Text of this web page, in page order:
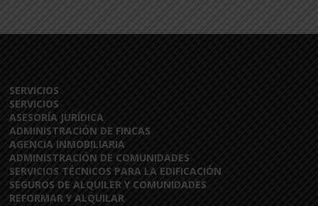
SERVICIOS
SERVICIOS
ASESORÍA JURÍDICA
ADMINISTRACIÓN DE FINCAS
AGENCIA INMOBILIARIA
ADMINISTRACIÓN DE COMUNIDADES
SERVICIOS TÉCNICOS PARA LA EDIFICACIÓN
SEGUROS DE ALQUILER Y COMUNIDADES
REFORMAR Y ALQUILAR